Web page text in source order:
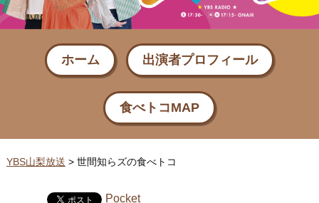
ホーム 出演者プロフィール
食べトコMAP
YBS山梨放送 > 世間知らズの食べトコ
Pocket